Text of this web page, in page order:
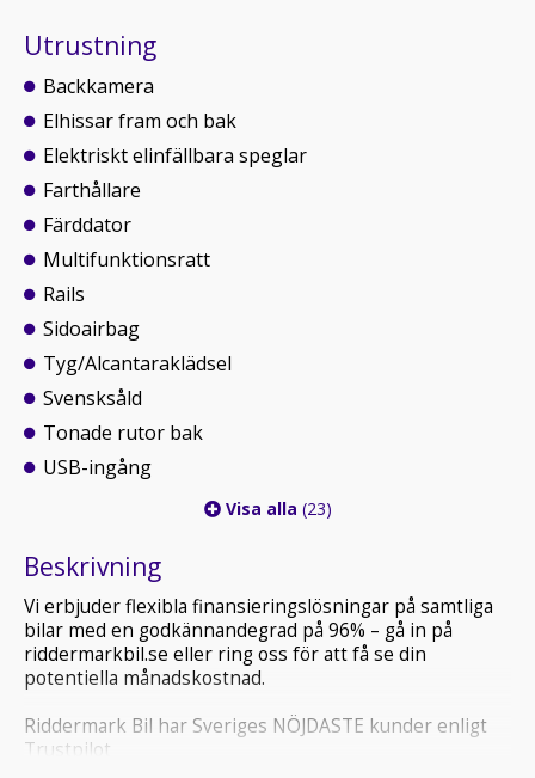
Utrustning
Backkamera
Elhissar fram och bak
Elektriskt elinfällbara speglar
Farthållare
Färddator
Multifunktionsratt
Rails
Sidoairbag
Tyg/Alcantaraklädsel
Svensksåld
Tonade rutor bak
USB-ingång
Visa alla (23)
Beskrivning
Vi erbjuder flexibla finansieringslösningar på samtliga
bilar med en godkännandegrad på 96% – gå in på
riddermarkbil.se eller ring oss för att få se din
potentiella månadskostnad.
Riddermark Bil har Sveriges NÖJDASTE kunder enligt
Trustpilot